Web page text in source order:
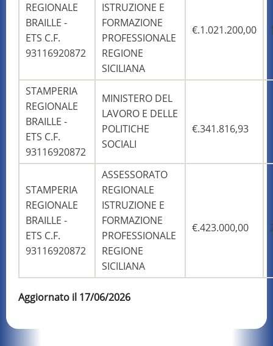
REGIONALE
BRAILLE -
ETS C.F.
93116920872
ISTRUZIONE E
FORMAZIONE
PROFESSIONALE
REGIONE
SICILIANA
€.1.021.200,00
STAMPERIA
REGIONALE
BRAILLE -
ETS C.F.
93116920872
MINISTERO DEL
LAVORO E DELLE
POLITICHE
SOCIALI
€.341.816,93
STAMPERIA
REGIONALE
BRAILLE -
ETS C.F.
93116920872
ASSESSORATO
REGIONALE
ISTRUZIONE E
FORMAZIONE
PROFESSIONALE
REGIONE
SICILIANA
€.423.000,00
Aggiornato il 17/06/2026